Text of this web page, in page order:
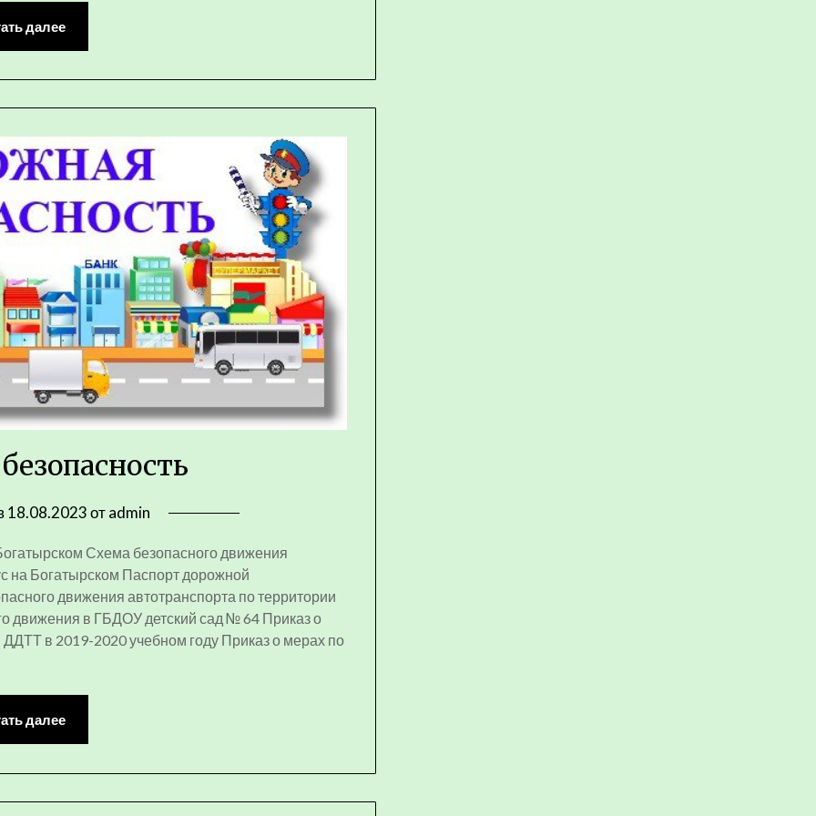
далее
18.08.2023отadmin
Схема безопасного движения
на Богатырском Паспорт дорожной
движения автотранспорта по территории
движения в ГБДОУ детский сад № 64 Приказ о
в 2019-2020 учебном году Приказ о мерах по
далее